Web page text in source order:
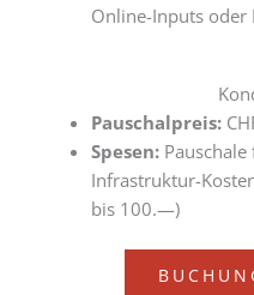
Online-Inputs oder
Pauschalpreis:
Spesen:Pauschale
Infrastruktur-
bis 100.—)